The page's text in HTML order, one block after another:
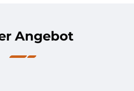
Angebot